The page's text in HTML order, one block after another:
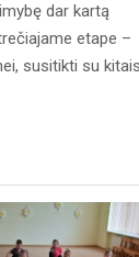
dar kartą
etape –
susitikti su kitais